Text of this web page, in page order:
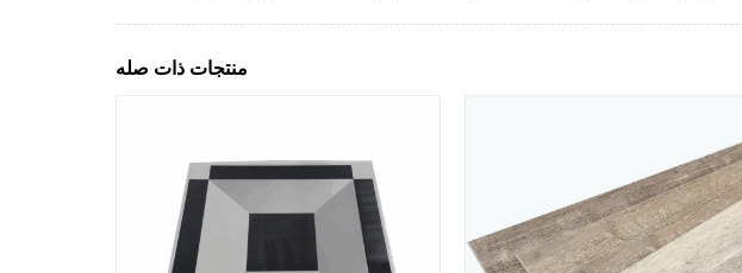
منتجات ذات صله